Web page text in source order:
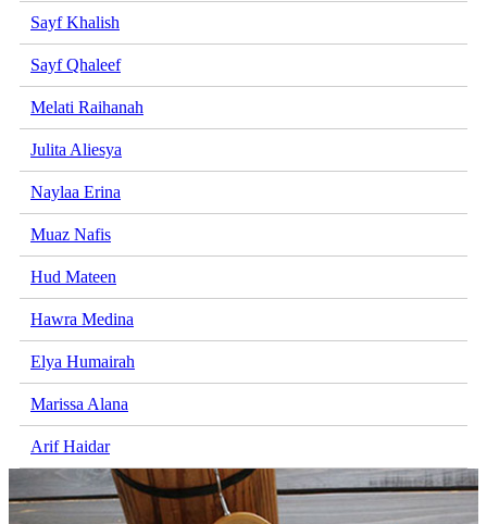
Sayf Khalish
Sayf Qhaleef
Melati Raihanah
Julita Aliesya
Naylaa Erina
Muaz Nafis
Hud Mateen
Hawra Medina
Elya Humairah
Marissa Alana
Arif Haidar